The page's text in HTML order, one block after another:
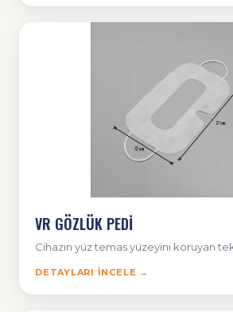
VR GÖZLÜK PEDİ
Cihazın yüz temas yüzeyini koruyan
DETAYLARI İNCELE →